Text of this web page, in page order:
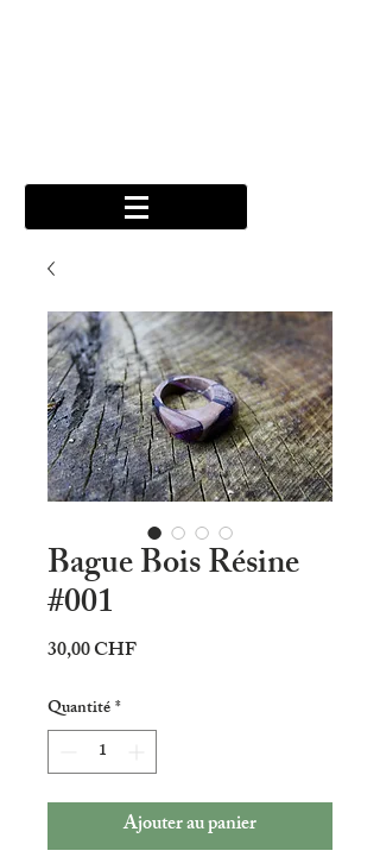
Bague Bois Résine
#001
30,00 CHFPrix
Quantité*
Ajouter au panier